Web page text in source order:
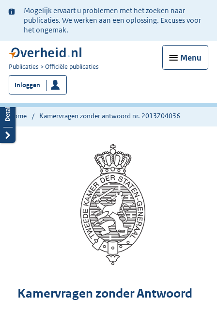
Ter
informatie:
Mogelijk ervaart u problemen met het zoeken naar
publicaties. We werken aan een oplossing. Excuses voor
het ongemak.
Menu
U
bent
nu
hier:
Publicaties Officiële publicaties
Inloggen
Home Kamervragen zonder antwoord nr. 2013Z04036
Kamervragen zonder Antwoord